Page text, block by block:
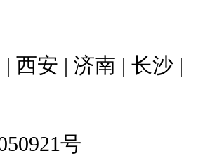
西安 | 济南 | 长沙 |
号